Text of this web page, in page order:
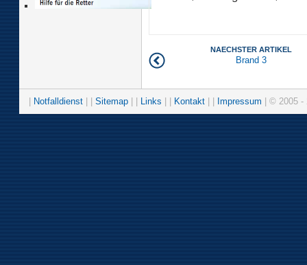
NAECHSTER ARTIKEL
Brand 3
Notfalldienst Sitemap Links Kontakt Impressum | © 2005 -